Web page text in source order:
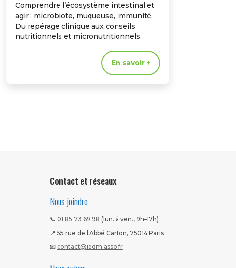
Comprendre l’écosystème intestinal et
agir : microbiote, muqueuse, immunité.
Du repérage clinique aux conseils
nutritionnels et micronutritionnels.
En savoir +
Contact et réseaux
Nous joindre
📞 01 85 73 69 98 (lun. à ven., 9h–17h)
📍 55 rue de l’Abbé Carton, 75014 Paris
📧 contact@iedm.asso.fr